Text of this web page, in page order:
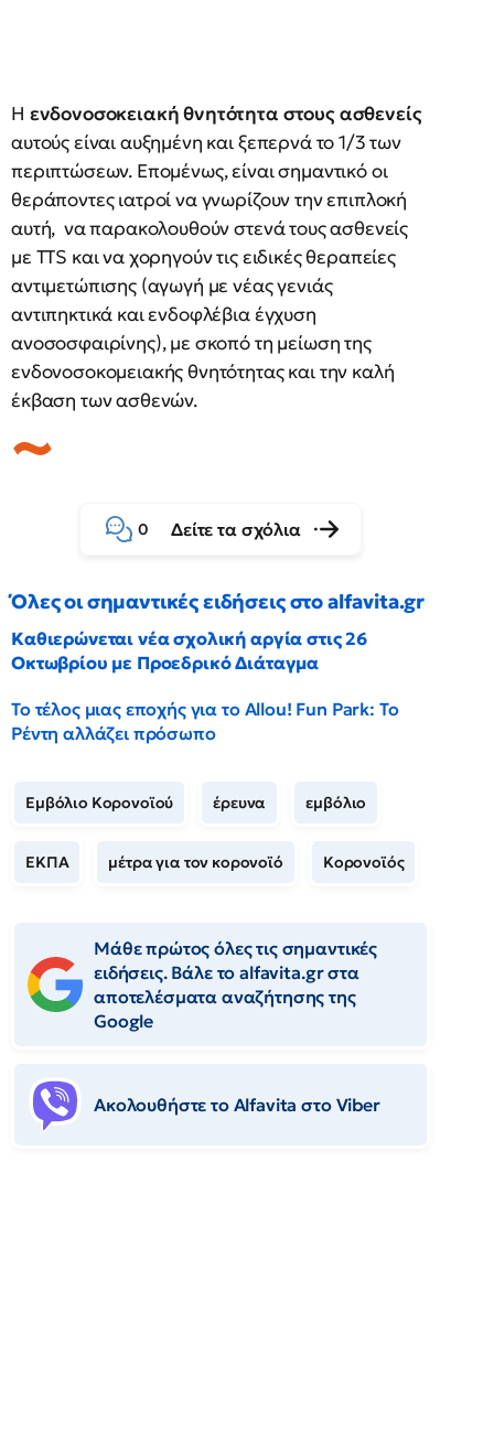
Η ενδονοσοκειακή θνητότητα στους ασθενείς
αυτούς είναι αυξημένη και ξεπερνά το 1/3 των
περιπτώσεων. Επομένως, είναι σημαντικό οι
θεράποντες ιατροί να γνωρίζουν την επιπλοκή
αυτή, να παρακολουθούν στενά τους ασθενείς
με TTS και να χορηγούν τις ειδικές θεραπείες
αντιμετώπισης (αγωγή με νέας γενιάς
αντιπηκτικά και ενδοφλέβια έγχυση
ανοσοσφαιρίνης), με σκοπό τη μείωση της
ενδονοσοκομειακής θνητότητας και την καλή
έκβαση των ασθενών.
0 Δείτε τα σχόλια
Όλες οι σημαντικές ειδήσεις στο alfavita.gr
Καθιερώνεται νέα σχολική αργία στις 26
Οκτωβρίου με Προεδρικό Διάταγμα
Το τέλος μιας εποχής για το Allou! Fun Park: Το
Ρέντη αλλάζει πρόσωπο
Εμβόλιο Κορονοϊού έρευνα εμβόλιο
ΕΚΠΑ μέτρα για τον κορονοϊό Κορονοϊός
Μάθε πρώτος όλες τις σημαντικές
ειδήσεις. Βάλε το alfavita.gr στα
αποτελέσματα αναζήτησης της
Google
Ακολουθήστε το Αlfavita στο Viber